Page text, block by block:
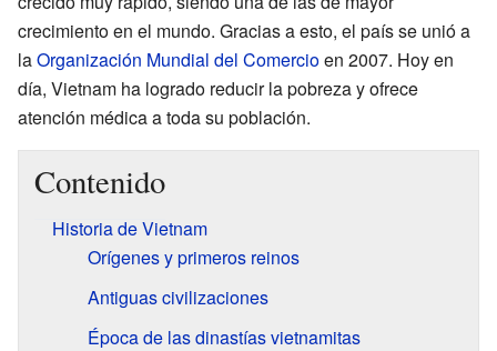
crecimiento en el mundo. Gracias a esto, el país se unió a
laOrganización Mundial del Comercioen 2007. Hoy en
día, Vietnam ha logrado reducir la pobreza y ofrece
atención médica a toda su población.
Contenido
Historia de Vietnam
Orígenes y primeros reinos
Antiguas civilizaciones
Época de las dinastías vietnamitas